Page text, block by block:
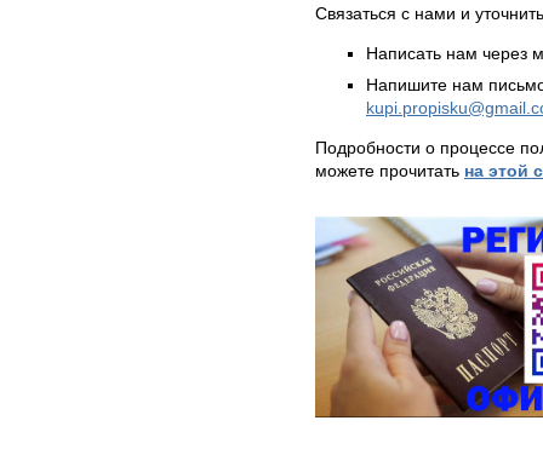
Связаться с нами и
Написать нам через
Напишите нам
Подробности о процессе
можете прочитать на этой